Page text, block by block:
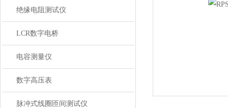
绝缘电阻测试仪
LCR数字电桥
电容测量仪
数字高压表
脉冲式线圈匝间测试仪